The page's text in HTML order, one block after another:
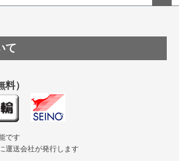
離型紙が透明の商品はありますか
ベルのロールタイプはありますか？
の包装紙に適した紙はありますか？
ップ
て
）
です
運送会社が発行します